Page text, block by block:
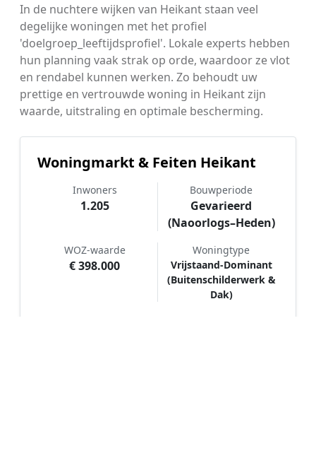
In de nuchtere wijken van Heikant staan veel
degelijke woningen met het profiel
'doelgroep_leeftijdsprofiel'. Lokale experts hebben
hun planning vaak strak op orde, waardoor ze vlot
en rendabel kunnen werken. Zo behoudt uw
prettige en vertrouwde woning in Heikant zijn
waarde, uitstraling en optimale bescherming.
Woningmarkt & Feiten Heikant
Inwoners
1.205
Bouwperiode
Gevarieerd
(Naoorlogs–Heden)
WOZ-waarde
€ 398.000
Woningtype
Vrijstaand-Dominant
(Buitenschilderwerk &
Dak)